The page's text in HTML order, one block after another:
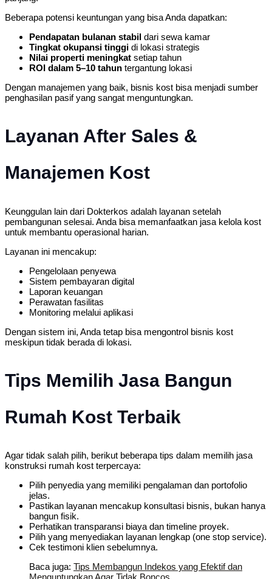
Beberapa potensi keuntungan yang bisa Anda dapatkan:
Pendapatan bulanan stabil dari sewa kamar
Tingkat okupansi tinggi di lokasi strategis
Nilai properti meningkat setiap tahun
ROI dalam 5–10 tahun tergantung lokasi
Dengan manajemen yang baik, bisnis kost bisa menjadi sumber
penghasilan pasif yang sangat menguntungkan.
Layanan After Sales &
Manajemen Kost
Keunggulan lain dari Dokterkos adalah layanan setelah
pembangunan selesai. Anda bisa memanfaatkan jasa kelola kost
untuk membantu operasional harian.
Layanan ini mencakup:
Pengelolaan penyewa
Sistem pembayaran digital
Laporan keuangan
Perawatan fasilitas
Monitoring melalui aplikasi
Dengan sistem ini, Anda tetap bisa mengontrol bisnis kost
meskipun tidak berada di lokasi.
Tips Memilih Jasa Bangun
Rumah Kost Terbaik
Agar tidak salah pilih, berikut beberapa tips dalam memilih jasa
konstruksi rumah kost terpercaya:
Pilih penyedia yang memiliki pengalaman dan portofolio
jelas.
Pastikan layanan mencakup konsultasi bisnis, bukan hanya
bangun fisik.
Perhatikan transparansi biaya dan timeline proyek.
Pilih yang menyediakan layanan lengkap (one stop service).
Cek testimoni klien sebelumnya.
Baca juga: Tips Membangun Indekos yang Efektif dan